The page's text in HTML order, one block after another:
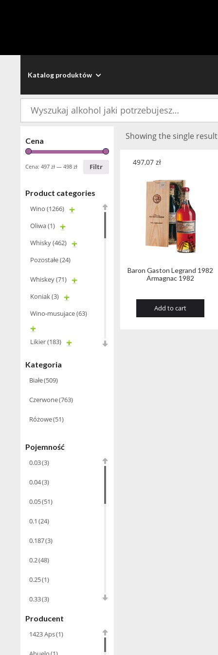
Katalog produktów
Cena
Filtr
Cena: 497 zł — 498 zł
Product categories
Wino (1266)
Oliwa(1)
Whisky(462)
Pozostałe(24)
Whiskey(71)
Koniak(3)
Wino-musujace(63)
Likier(183)
Wodka
Winiarki(37)
Calvados
Wino
Absynt
Chacha Marani
Armagnac
Kategoria
Białe(509)
Czerwone(763)
Różowe(51)
Pojemność
0.03(3)
0.04(3)
0.05(51)
0.1 (24)
0.187(3)
0.2(48)
0.25(1)
0.33(3)
0.35(53)
0.375 (28)
Producent
1423 Aps(1)
Showing the single result
Baron Gaston Legrand 1982
Armagnac 1982
497,07 zł
Add to cart